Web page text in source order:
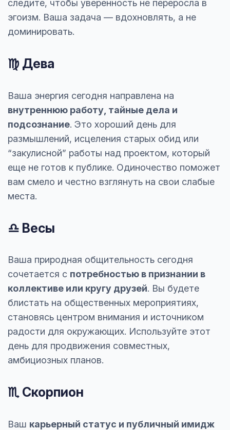
следите, чтобы уверенность не переросла в
эгоизм. Ваша задача — вдохновлять, а не
доминировать.
♍ Дева
Ваша энергия сегодня направлена на
внутреннюю работу, тайные дела и
подсознание. Это хороший день для
размышлений, исцеления старых обид или
“закулисной” работы над проектом, который
еще не готов к публике. Одиночество поможет
вам смело и честно взглянуть на свои слабые
места.
♎ Весы
Ваша природная общительность сегодня
сочетается с потребностью в признании в
коллективе или кругу друзей. Вы будете
блистать на общественных мероприятиях,
становясь центром внимания и источником
радости для окружающих. Используйте этот
день для продвижения совместных,
амбициозных планов.
♏ Скорпион
Ваш карьерный статус и публичный имидж